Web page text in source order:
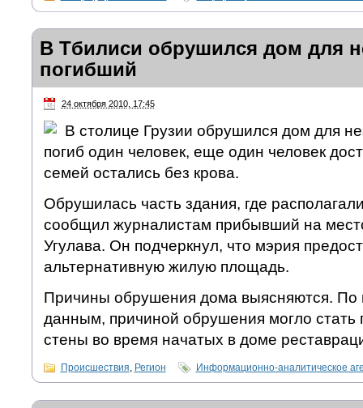
В Тбилиси обрушился дом для
погибший
24 октября 2010, 17:45
В столице Грузии обрушился дом для
погиб один человек, еще один человек
семей остались без крова.
Обрушилась часть здания, где
сообщил журналистам прибывший на
Угулава. Он подчеркнул, что мэрия
альтернативную жилую площадь.
Причины обрушения дома выясняются. По
данным, причиной обрушения могло
стены во время начатых в доме
Происшествия, Регион Информационно-аналитическое